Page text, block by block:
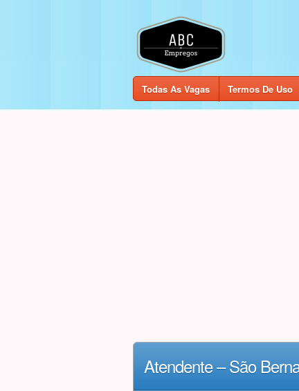
Todas As Vagas Termos De Uso
Atendente – São